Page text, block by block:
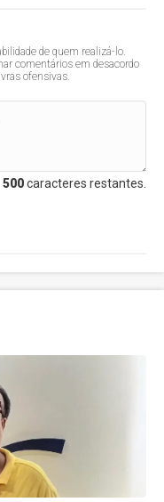
de quem realizá-lo.
comentários em desacordo
ofensivas.
500caracteres restantes.